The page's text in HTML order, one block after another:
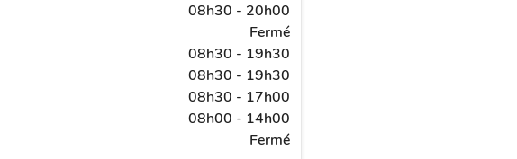
08h30 - 20h00
Fermé
08h30 - 19h30
08h30 - 19h30
08h30 - 17h00
08h00 - 14h00
Fermé